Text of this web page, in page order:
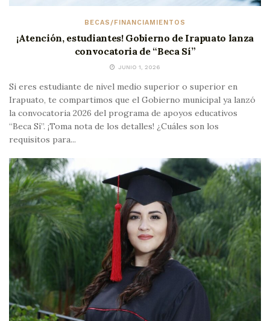
BECAS/FINANCIAMIENTOS
¡Atención, estudiantes! Gobierno de Irapuato lanza
convocatoria de “Beca Sí”
JUNIO 1, 2026
Si eres estudiante de nivel medio superior o superior en
Irapuato, te compartimos que el Gobierno municipal ya lanzó
la convocatoria 2026 del programa de apoyos educativos
“Beca Sí”. ¡Toma nota de los detalles! ¿Cuáles son los
requisitos para...